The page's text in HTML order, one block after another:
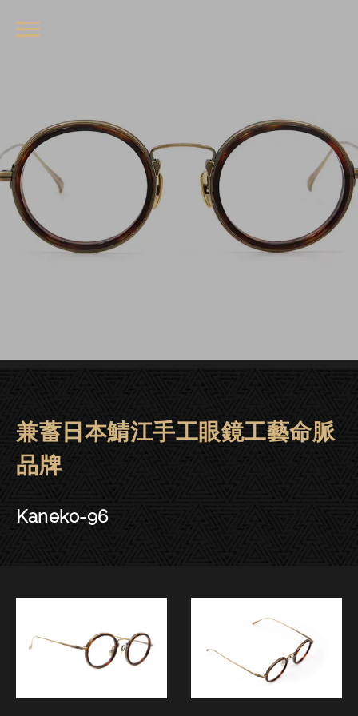
金子眼鏡 | 大安．東門－
兼蓄日本鯖江手工眼鏡工藝命脈
品牌
Kaneko-96